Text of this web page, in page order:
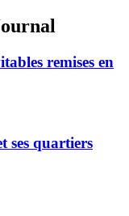
remises en
ses quartiers